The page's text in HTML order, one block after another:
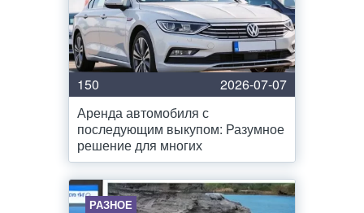
150
2026-07-07
Аренда автомобиля с
последующим выкупом: Разумное
решение для многих
РАЗНОЕ